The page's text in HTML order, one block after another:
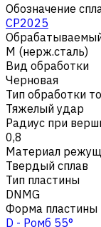
Обозначение
CP2025
M (нерж.сталь)
Вид обработки
Черновая
Тип обработки
Тяжелый удар
Радиус при
0,8
Материал
Твердый сплав
Тип пластины
DNMG
Форма пластины
D - Ромб 55°